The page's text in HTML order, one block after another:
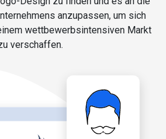
anzupassen, um sich
wettbewerbsintensiven Markt
verschaffen.